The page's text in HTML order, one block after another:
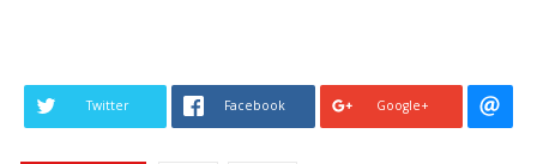
Twitter Facebook Google+